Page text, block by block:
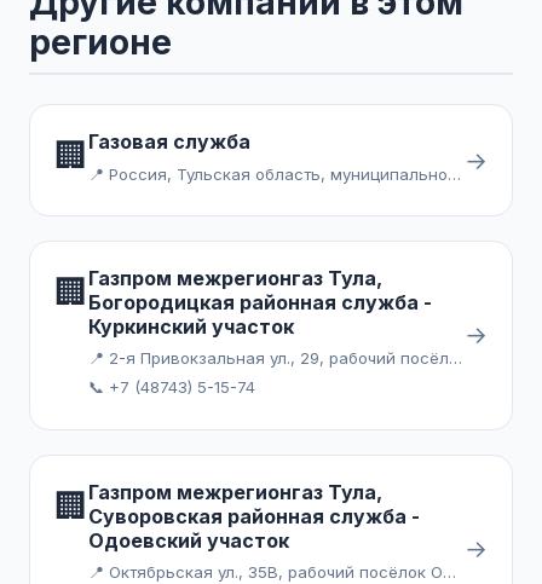
регионе
🏢 Газовая служба
📍 Россия, Тульская область, муниципальное образование Ефремов, село Лобаново →
🏢 Газпром межрегионгаз Тула,
Богородицкая районная служба -
Куркинский участок
📍 2-я Привокзальная ул., 29, рабочий посёлок Куркино
📞 +7 (48743) 5-15-74
→
🏢 Газпром межрегионгаз Тула,
Суворовская районная служба -
Одоевский участок
📍 Октябрьская ул., 35В, рабочий посёлок Одоев
→